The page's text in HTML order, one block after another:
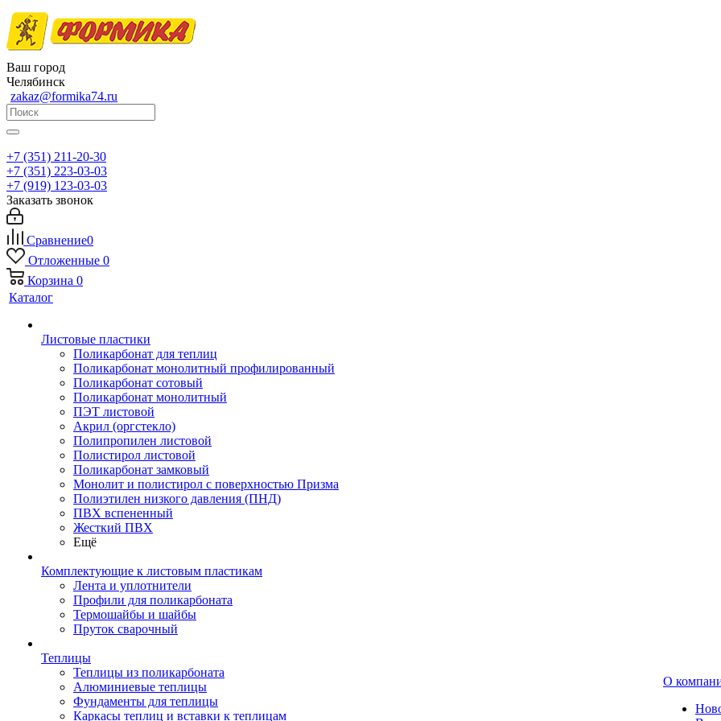
Ваш город
Челябинск
zakaz@formika74.ru
+7 (351) 211-20-30
+7 (351) 223-03-03
+7 (919) 123-03-03
Заказать звонок
Сравнение0
Отложенные 0
Корзина 0
Каталог
Листовые пластики
Поликарбонат для теплиц
Поликарбонат монолитный профилированный
Поликарбонат сотовый
Поликарбонат монолитный
ПЭТ листовой
Акрил (оргстекло)
Полипропилен листовой
Полистирол листовой
Поликарбонат замковый
Монолит и полистирол с поверхностью Призма
Полиэтилен низкого давления (ПНД)
ПВХ вспененный
Жесткий ПВХ
Ещё
Комплектующие к листовым пластикам
Лента и уплотнители
Профили для поликарбоната
Термошайбы и шайбы
Пруток сварочный
Теплицы
Теплицы из поликарбоната
Алюминиевые теплицы
Фундаменты для теплицы
Каркасы теплиц и вставки к теплицам
О